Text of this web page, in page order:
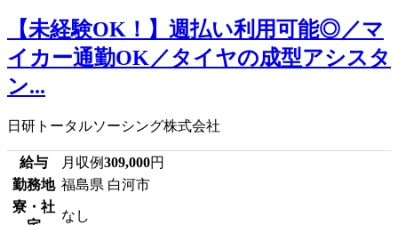
【未経験OK！】週払い利用可能◎／マ
イカー通勤OK／タイヤの成型アシスタ
ン...
日研トータルソーシング株式会社
給与 月収例309,000円
勤務地 福島県 白河市
寮・社
なし